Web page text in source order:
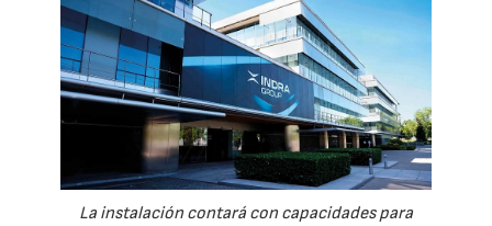
La instalación contará con capacidades para